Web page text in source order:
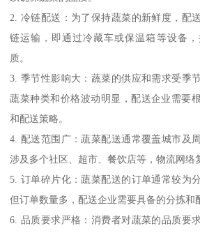
2. 冷链配送：为了保持蔬菜的新鲜度，配
链运输，即通过冷藏车或保温箱等设备
质。
3. 季节性影响大：蔬菜的供应和需求受季
蔬菜种类和价格波动明显，配送企业需要
和配送策略。
4. 配送范围广：蔬菜配送通常覆盖城市及
涉及多个社区、超市、餐饮店等，物流网络
5. 订单碎片化：蔬菜配送的订单通常较为
但订单数量多，配送企业需要具备的分拣和
6. 品质要求严格：消费者对蔬菜的品质要